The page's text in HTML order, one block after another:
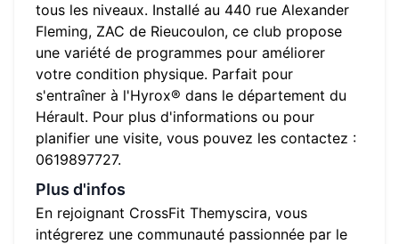
tous les niveaux. Installé au 440 rue Alexander
Fleming, ZAC de Rieucoulon, ce club propose
une variété de programmes pour améliorer
votre condition physique. Parfait pour
s'entraîner à l'Hyrox® dans le département du
Hérault. Pour plus d'informations ou pour
planifier une visite, vous pouvez les contactez :
0619897727.
Plus d'infos
En rejoignant CrossFit Themyscira, vous
intégrerez une communauté passionnée par le